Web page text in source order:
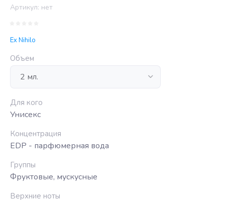
Артикул: нет
Ex Nihilo
Объем
Для кого
Унисекс
Концентрация
EDP - парфюмерная вода
Группы
Фруктовые, мускусные
Верхние ноты